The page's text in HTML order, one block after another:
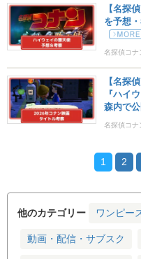
【名探
を予想
名探偵コナ
【名探
『ハイ
森内で公
名探偵コナ
1 2
他のカテゴリー ワンピー
動画・配信・サブスク